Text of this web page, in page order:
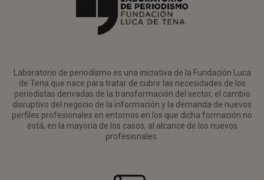
Laboratorio de periodismo es una iniciativa de la Fundación Luca
de Tena que nace para tratar de cubrir las necesidades de los
periodistas derivadas de la transformación del sector, el cambio
disruptivo del negocio de la información y la demanda de nuevos
perfiles profesionales en entornos en los que dicha formación no
está, en la mayoría de los casos, al alcance de los nuevos
profesionales.